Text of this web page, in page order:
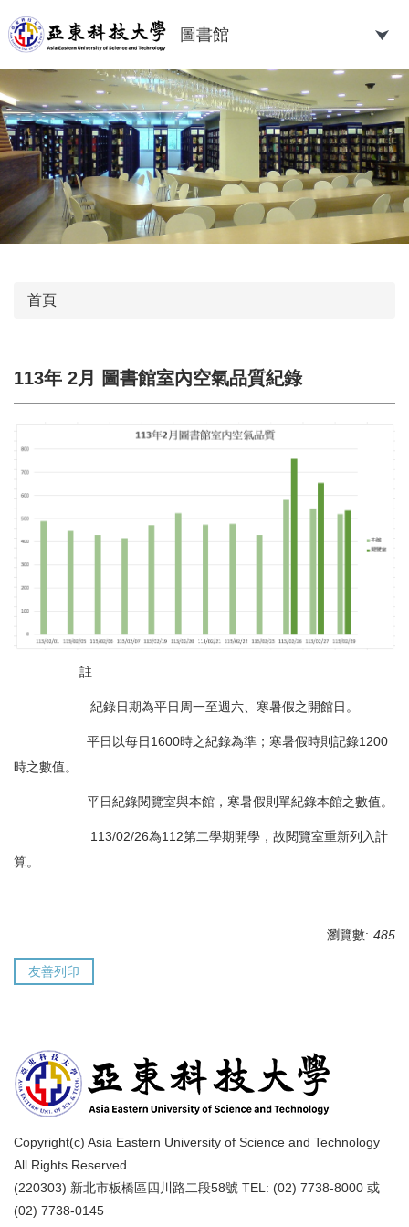
到
主
要
內
容
區
圖書館
首頁
113年 2月 圖書館室內空氣品質紀錄
註
紀錄日期為平日周一至週六、寒暑假之開館日。
平日以每日1600時之紀錄為準；寒暑假時則記錄1200
時之數值。
平日紀錄閱覽室與本館，寒暑假則單紀錄本館之數值。
113/02/26為112第二學期開學，故閱覽室重新列入計
算。
瀏覽數: 485
友善列印
Copyright(c) Asia Eastern University of Science and Technology
All Rights Reserved
(220303) 新北市板橋區四川路二段58號 TEL: (02) 7738-8000 或
(02) 7738-0145